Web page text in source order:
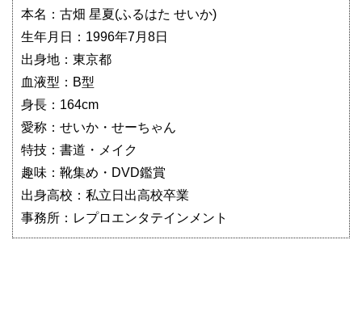
本名：古畑 星夏(ふるはた せいか)
生年月日：1996年7月8日
出身地：東京都
血液型：B型
身長：164cm
愛称：せいか・せーちゃん
特技：書道・メイク
趣味：靴集め・DVD鑑賞
出身高校：私立日出高校卒業
事務所：レプロエンタテインメント